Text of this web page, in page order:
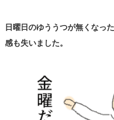
日曜日のゆううつが無くなっ
感も失いました。